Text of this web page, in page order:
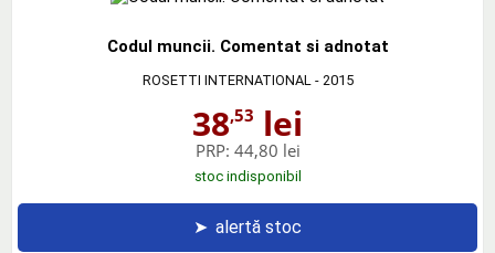
Codul muncii. Comentat si adnotat
ROSETTI INTERNATIONAL - 2015
38,53 lei
PRP: 44,80 lei
stoc indisponibil
➤ alertă stoc